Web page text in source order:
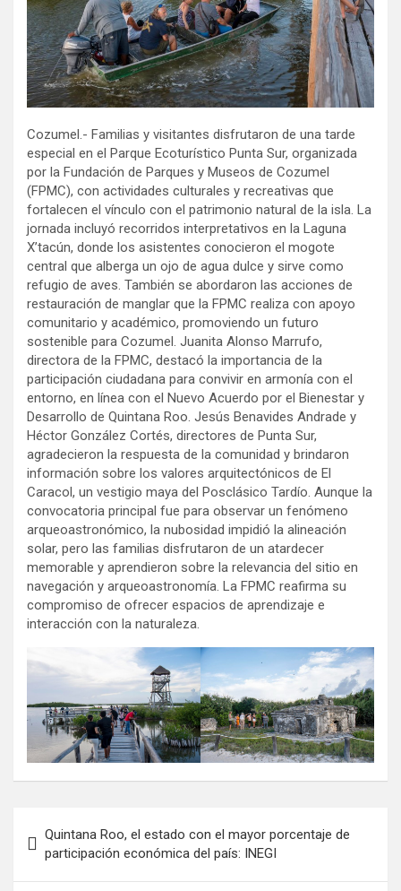
Cozumel.- Familias y visitantes disfrutaron de una tarde
especial en el Parque Ecoturístico Punta Sur, organizada
por la Fundación de Parques y Museos de Cozumel
(FPMC), con actividades culturales y recreativas que
fortalecen el vínculo con el patrimonio natural de la isla. La
jornada incluyó recorridos interpretativos en la Laguna
X’tacún, donde los asistentes conocieron el mogote
central que alberga un ojo de agua dulce y sirve como
refugio de aves. También se abordaron las acciones de
restauración de manglar que la FPMC realiza con apoyo
comunitario y académico, promoviendo un futuro
sostenible para Cozumel. Juanita Alonso Marrufo,
directora de la FPMC, destacó la importancia de la
participación ciudadana para convivir en armonía con el
entorno, en línea con el Nuevo Acuerdo por el Bienestar y
Desarrollo de Quintana Roo. Jesús Benavides Andrade y
Héctor González Cortés, directores de Punta Sur,
agradecieron la respuesta de la comunidad y brindaron
información sobre los valores arquitectónicos de El
Caracol, un vestigio maya del Posclásico Tardío. Aunque la
convocatoria principal fue para observar un fenómeno
arqueoastronómico, la nubosidad impidió la alineación
solar, pero las familias disfrutaron de un atardecer
memorable y aprendieron sobre la relevancia del sitio en
navegación y arqueoastronomía. La FPMC reafirma su
compromiso de ofrecer espacios de aprendizaje e
interacción con la naturaleza.
de
entradas
Quintana Roo, el estado con el mayor porcentaje de
participación económica del país: INEGI